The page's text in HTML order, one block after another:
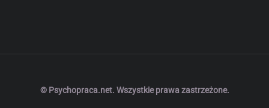
© Psychopraca.net. Wszystkie prawa zastrzeżone.